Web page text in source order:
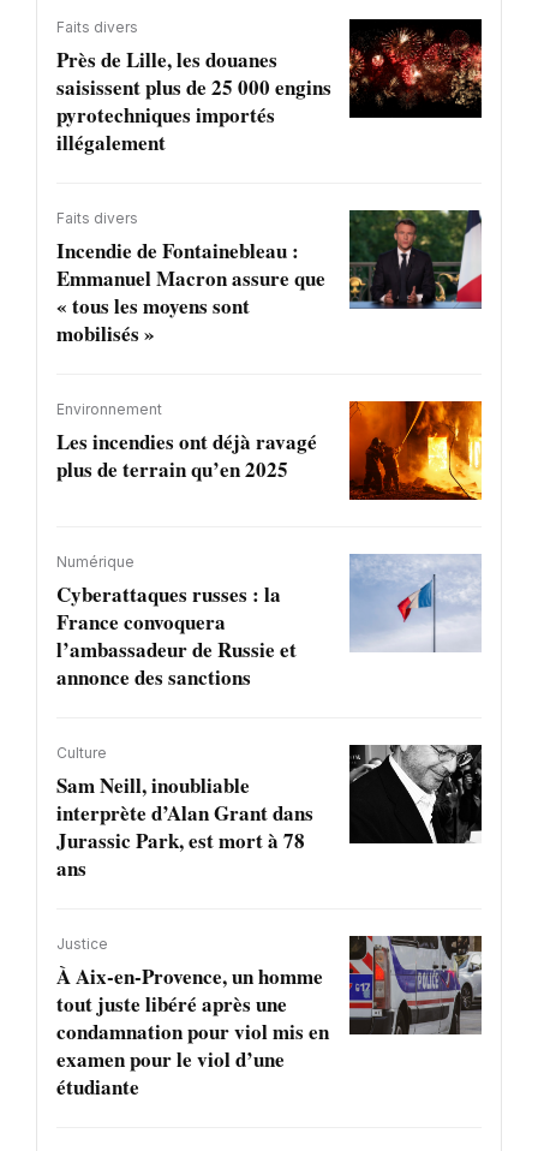
Faits divers
Près de Lille, les douanes
saisissent plus de 25 000 engins
pyrotechniques importés
illégalement
Faits divers
Incendie de Fontainebleau :
Emmanuel Macron assure que
« tous les moyens sont
mobilisés »
Environnement
Les incendies ont déjà ravagé
plus de terrain qu’en 2025
Numérique
Cyberattaques russes : la
France convoquera
l’ambassadeur de Russie et
annonce des sanctions
Culture
Sam Neill, inoubliable
interprète d’Alan Grant dans
Jurassic Park, est mort à 78
ans
Justice
À Aix-en-Provence, un homme
tout juste libéré après une
condamnation pour viol mis en
examen pour le viol d’une
étudiante